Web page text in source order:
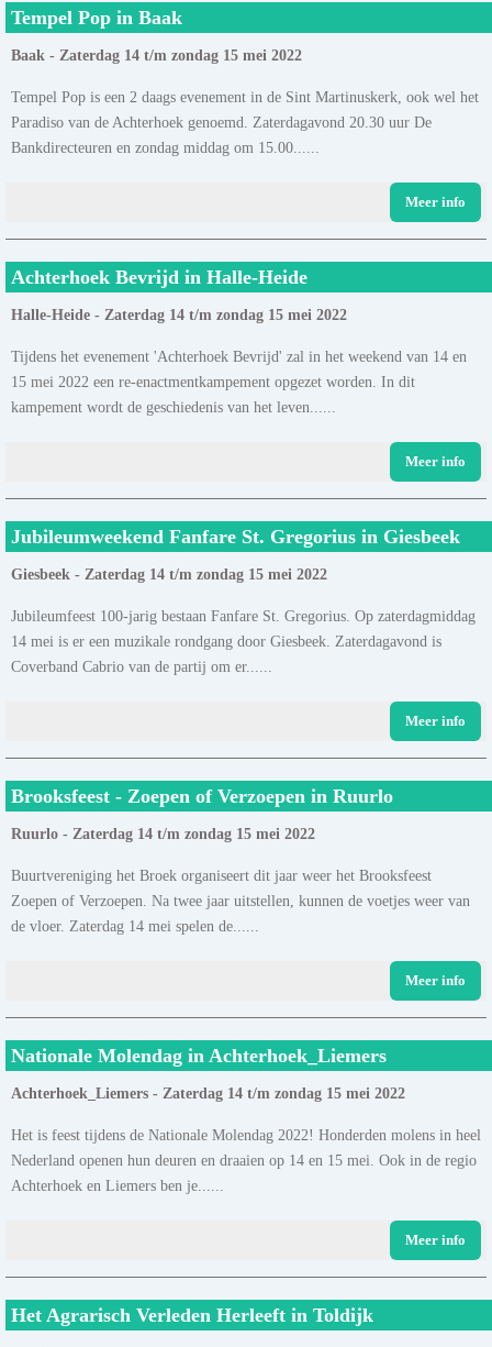
Tempel Pop in Baak
Baak - Zaterdag 14 t/m zondag 15 mei 2022
Tempel Pop is een 2 daags evenement in de Sint Martinuskerk, ook wel het
Paradiso van de Achterhoek genoemd. Zaterdagavond 20.30 uur De
Bankdirecteuren en zondag middag om 15.00......
Meer info
Achterhoek Bevrijd in Halle-Heide
Halle-Heide - Zaterdag 14 t/m zondag 15 mei 2022
Tijdens het evenement 'Achterhoek Bevrijd' zal in het weekend van 14 en
15 mei 2022 een re-enactmentkampement opgezet worden. In dit
kampement wordt de geschiedenis van het leven......
Meer info
Jubileumweekend Fanfare St. Gregorius in Giesbeek
Giesbeek - Zaterdag 14 t/m zondag 15 mei 2022
Jubileumfeest 100-jarig bestaan Fanfare St. Gregorius. Op zaterdagmiddag
14 mei is er een muzikale rondgang door Giesbeek. Zaterdagavond is
Coverband Cabrio van de partij om er......
Meer info
Brooksfeest - Zoepen of Verzoepen in Ruurlo
Ruurlo - Zaterdag 14 t/m zondag 15 mei 2022
Buurtvereniging het Broek organiseert dit jaar weer het Brooksfeest
Zoepen of Verzoepen. Na twee jaar uitstellen, kunnen de voetjes weer van
de vloer. Zaterdag 14 mei spelen de......
Meer info
Nationale Molendag in Achterhoek_Liemers
Achterhoek_Liemers - Zaterdag 14 t/m zondag 15 mei 2022
Het is feest tijdens de Nationale Molendag 2022! Honderden molens in heel
Nederland openen hun deuren en draaien op 14 en 15 mei. Ook in de regio
Achterhoek en Liemers ben je......
Meer info
Het Agrarisch Verleden Herleeft in Toldijk